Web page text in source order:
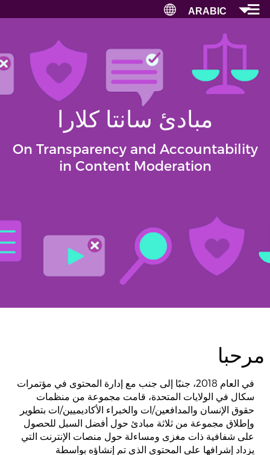
ARABIC ≡
مبادئ سانتا كلارا
On Transparency and Accountability
in Content Moderation
Santa
Clara
Report
Implementation
Guides:
المدافعين
لشركات
التواصل
الاجتماعي
ملاحظة
للمشرعين
Santa
×
مرحبا
في العام 2018، جنبًا إلى جنب مع إدارة المحتوى في مؤتمرات
سكال في الولايات المتحدة، قامت مجموعة من منظمات
حقوق الإنسان والمدافعين/ات والخبراء الأكاديميين/ات بتطوير
وإطلاق مجموعة من ثلاثة مبادئ حول أفضل السبل للحصول
على شفافية ذات مغزى ومساءلة حول منصات الإنترنت التي
يزداد إشرافها على المحتوى الذي تم إنشاؤه بواسطة